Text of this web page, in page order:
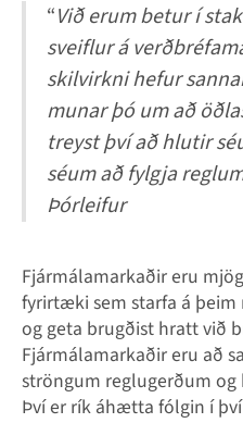
“Við erum betur í
sveiflur á
skilvirkni hefur
munar þó um að
treyst því að hlutir
séum að fylgja
Þórleifur
Fjármálamarkaðir eru
fyrirtæki sem starfa á
og geta brugðist hratt við
Fjármálamarkaðir eru að
ströngum reglugerðum
Því er rík áhætta fólgin í